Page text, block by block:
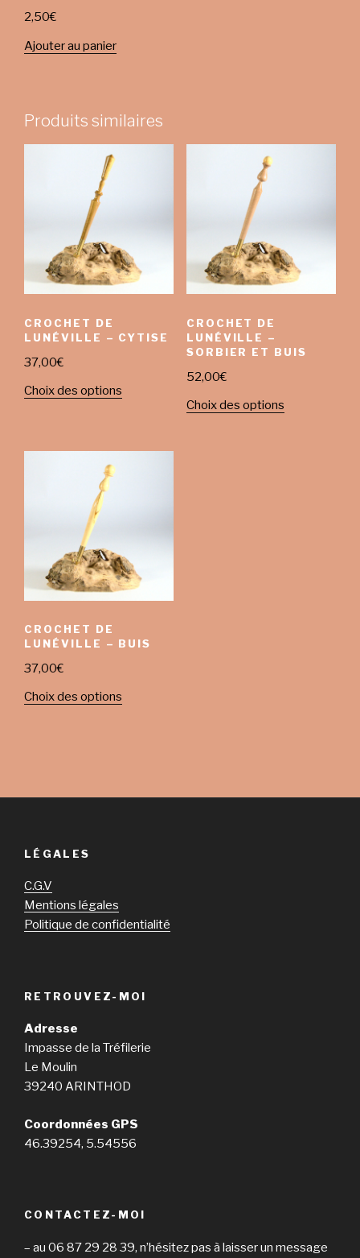
2,50€
Ajouter au panier
Produits similaires
CROCHET DE
LUNÉVILLE – CYTISE
37,00€
Choix des options
CROCHET DE
LUNÉVILLE –
SORBIER ET BUIS
52,00€
Choix des options
CROCHET DE
LUNÉVILLE – BUIS
37,00€
Choix des options
LÉGALES
C.G.V
Mentions légales
Politique de confidentialité
RETROUVEZ-MOI
Adresse
Impasse de la Tréfilerie
Le Moulin
39240 ARINTHOD
Coordonnées GPS
46.39254, 5.54556
CONTACTEZ-MOI
– au 06 87 29 28 39, n’hésitez pas à laisser un message